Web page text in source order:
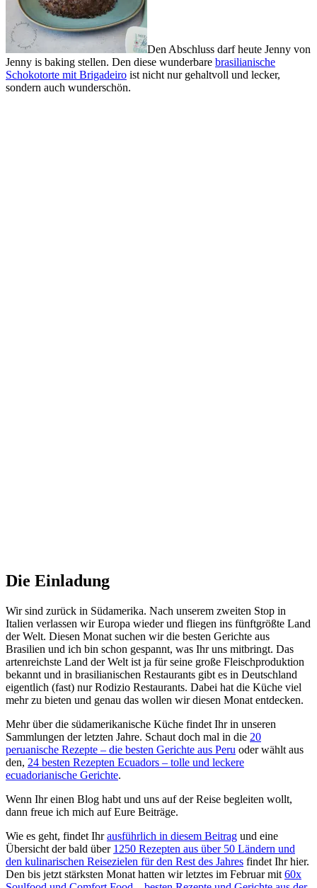
Den Abschluss darf heute Jenny von
Jenny is baking stellen. Den diese wunderbare brasilianische
Schokotorte mit Brigadeiro ist nicht nur gehaltvoll und lecker,
sondern auch wunderschön.
Die Einladung
Wir sind zurück in Südamerika. Nach unserem zweiten Stop in
Italien verlassen wir Europa wieder und fliegen ins fünftgrößte Land
der Welt. Diesen Monat suchen wir die besten Gerichte aus
Brasilien und ich bin schon gespannt, was Ihr uns mitbringt. Das
artenreichste Land der Welt ist ja für seine große Fleischproduktion
bekannt und in brasilianischen Restaurants gibt es in Deutschland
eigentlich (fast) nur Rodizio Restaurants. Dabei hat die Küche viel
mehr zu bieten und genau das wollen wir diesen Monat entdecken.
Mehr über die südamerikanische Küche findet Ihr in unseren
Sammlungen der letzten Jahre. Schaut doch mal in die 20
peruanische Rezepte – die besten Gerichte aus Peru oder wählt aus
den, 24 besten Rezepten Ecuadors – tolle und leckere
ecuadorianische Gerichte.
Wenn Ihr einen Blog habt und uns auf der Reise begleiten wollt,
dann freue ich mich auf Eure Beiträge.
Wie es geht, findet Ihrausführlich in diesem Beitrag und eine
Übersicht der bald über 1250 Rezepten aus über 50 Ländern und
den kulinarischen Reisezielen für den Rest des Jahres findet Ihr hier.
Den bis jetzt stärksten Monat hatten wir letztes im Februar mit 60x